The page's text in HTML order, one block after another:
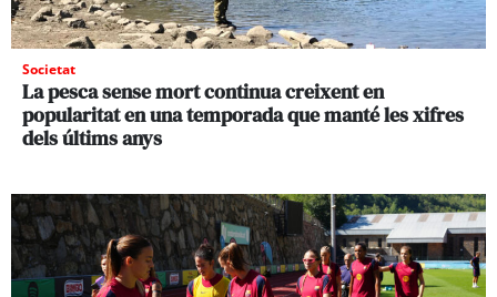
Societat
La pesca sense mort continua creixent en
popularitat en una temporada que manté les xifres
dels últims anys